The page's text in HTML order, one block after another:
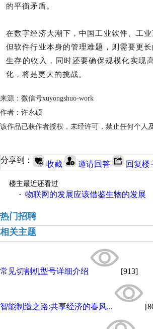
的平衡矛盾。
在数字经济大潮下，中国工业软件、工
但软件行业本身的管理难题，则需要更
生存的收入，同时还要确保规模化实现
化，将是更大的挑战。
来源：微信号xuyongshuo-work
作者：许永硕
该作品已获作者授权，未经许可，禁止任何个人
分享到： 收藏 邀请回答 回复楼
楼主最近还看过
· 物联网的发展应该借鉴生物的发展
热门招聘
相关主题
常见切割机型号详细介绍 [913]
智能制造之路:共享经济的春风...